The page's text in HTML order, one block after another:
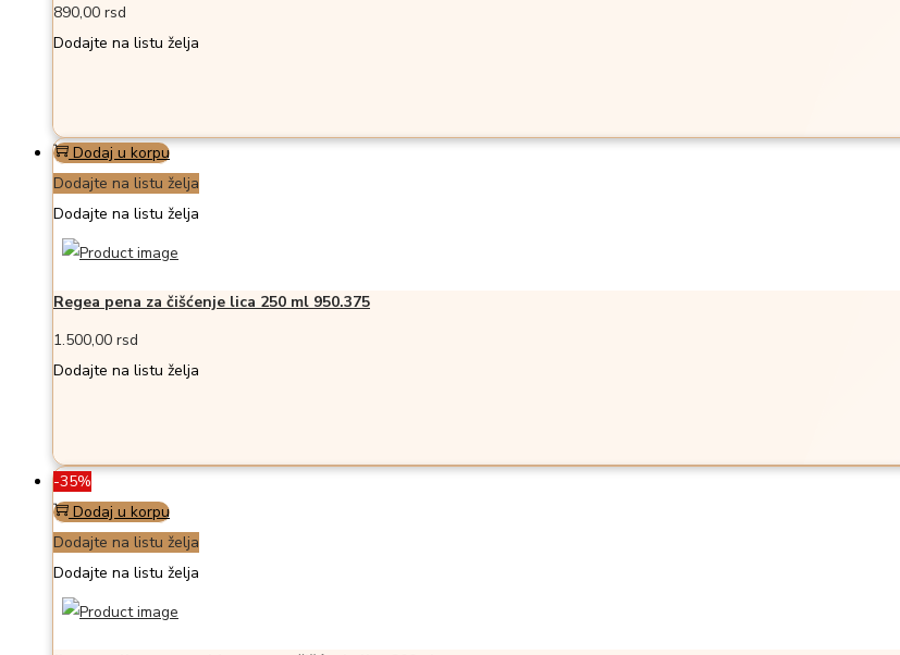
890,00 rsd
Dodajte na listu želja
Dodaj u korpu
Dodajte na listu želja
Dodajte na listu želja
Regea pena za čišćenje lica 250 ml 950.375
1.500,00 rsd
Dodajte na listu želja
-35%
Dodaj u korpu
Dodajte na listu želja
Dodajte na listu želja